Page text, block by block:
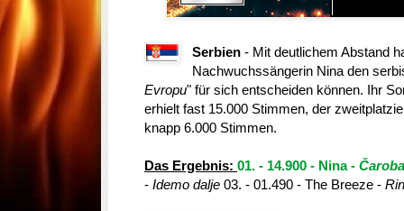
Serbien - Mit deutlichem Abstand
Nachwuchssängerin Nina den
Evropu" für sich entscheiden können. Ihr
erhielt fast 15.000 Stimmen, der
knapp 6.000 Stimmen.
Das Ergebnis: 01. - 14.900 - Nina -
- Idemo dalje 03. - 01.490 - The Breeze -